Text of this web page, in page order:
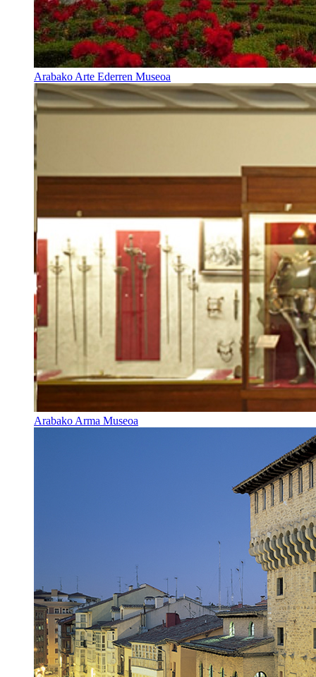
Arabako Arte Ederren Museoa
Arabako Arma Museoa